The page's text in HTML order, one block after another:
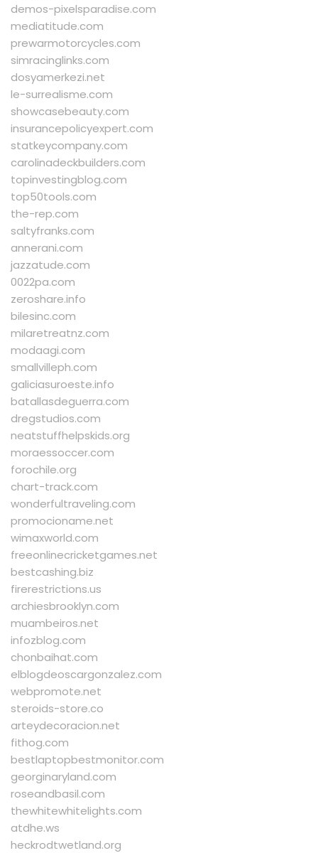
demos-pixelsparadise.com
mediatitude.com
prewarmotorcycles.com
simracinglinks.com
dosyamerkezi.net
le-surrealisme.com
showcasebeauty.com
insurancepolicyexpert.com
statkeycompany.com
carolinadeckbuilders.com
topinvestingblog.com
top50tools.com
the-rep.com
saltyfranks.com
annerani.com
jazzatude.com
0022pa.com
zeroshare.info
bilesinc.com
milaretreatnz.com
modaagi.com
smallvilleph.com
galiciasuroeste.info
batallasdeguerra.com
dregstudios.com
neatstuffhelpskids.org
moraessoccer.com
forochile.org
chart-track.com
wonderfultraveling.com
promocioname.net
wimaxworld.com
freeonlinecricketgames.net
bestcashing.biz
firerestrictions.us
archiesbrooklyn.com
muambeiros.net
infozblog.com
chonbaihat.com
elblogdeoscargonzalez.com
webpromote.net
steroids-store.co
arteydecoracion.net
fithog.com
bestlaptopbestmonitor.com
georginaryland.com
roseandbasil.com
thewhitewhitelights.com
atdhe.ws
heckrodtwetland.org